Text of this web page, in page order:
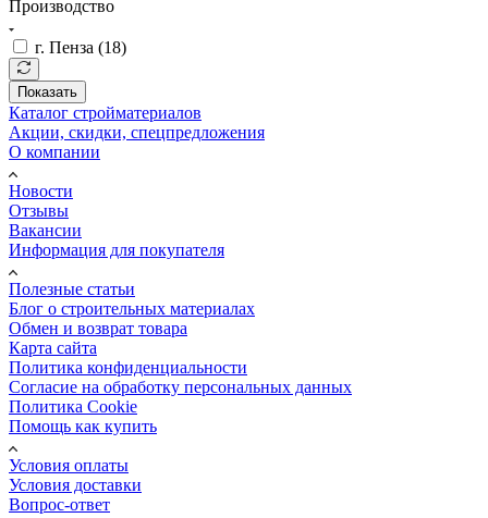
Производство
г. Пенза (18)
Показать
Каталог стройматериалов
Акции, скидки, спецпредложения
О компании
Новости
Отзывы
Вакансии
Информация для покупателя
Полезные статьи
Блог о строительных материалах
Обмен и возврат товара
Карта сайта
Политика конфиденциальности
Согласие на обработку персональных данных
Политика Cookie
Помощь как купить
Условия оплаты
Условия доставки
Вопрос-ответ